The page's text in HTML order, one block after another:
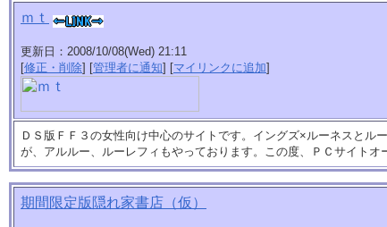
ｍｔ
更新日：2008/10/08(Wed) 21:11
[修正・削除] [管理者に通知] [マイリンクに追加]
ＤＳ版ＦＦ３の女性向け中心のサイトです。イングズ×ルーネスとル
が、アルルー、ルーレフィもやっております。この度、ＰＣサイトオ
期間限定版隠れ家書店（仮）